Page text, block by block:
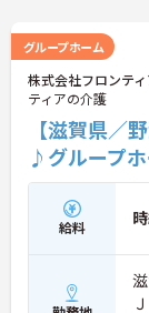
長期的な就業を
・社会保険完備
・退職金制度あり
・福利厚生サー
・健康診断、
→ 安心して長
グループホーム
株式会社フロンテ
ティアの介護
【滋賀県／
♪グループ
給料